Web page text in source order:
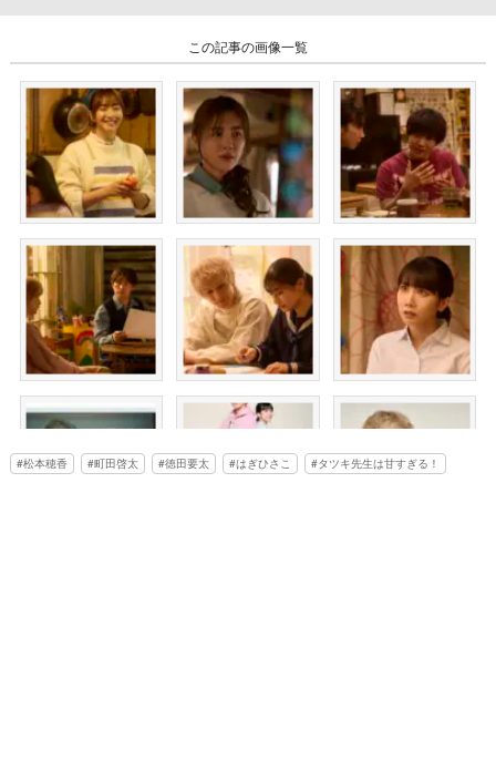
この記事の画像一覧
松本穂香 町田啓太 徳田要太 はぎひさこ タツキ先生は甘すぎる！